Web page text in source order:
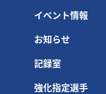
イベント情報
お知らせ
記録室
強化指定選手